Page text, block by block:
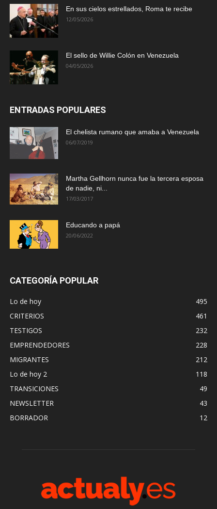
En sus cielos estrellados, Roma te recibe
12/05/2026
El sello de Willie Colón en Venezuela
04/05/2026
ENTRADAS POPULARES
El chelista rumano que amaba a Venezuela
06/07/2019
Martha Gellhorn nunca fue la tercera esposa
de nadie, ni...
17/03/2017
Educando a papá
20/06/2022
CATEGORÍA POPULAR
Lo de hoy
495
CRITERIOS
461
TESTIGOS
232
EMPRENDEDORES
228
MIGRANTES
212
Lo de hoy 2
118
TRANSICIONES
49
NEWSLETTER
43
BORRADOR
12